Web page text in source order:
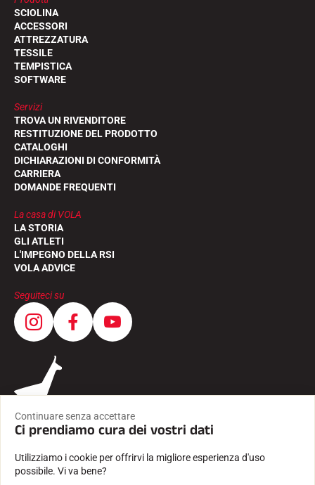
SCIOLINA
ACCESSORI
ATTREZZATURA
TESSILE
TEMPISTICA
SOFTWARE
Servizi
TROVA UN RIVENDITORE
RESTITUZIONE DEL PRODOTTO
CATALOGHI
DICHIARAZIONI DI CONFORMITÀ
CARRIERA
DOMANDE FREQUENTI
La casa di VOLA
LA STORIA
GLI ATLETI
L'IMPEGNO DELLA RSI
VOLA ADVICE
Seguiteci su
Continuare senza accettare
Ci prendiamo cura dei vostri dati
Utilizziamo i cookie per offrirvi la migliore esperienza d'uso
possibile. Vi va bene?